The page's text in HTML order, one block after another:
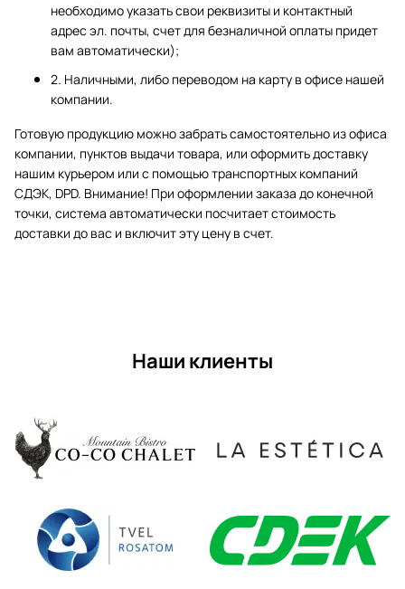
необходимо указать свои реквизиты и контактный
адрес эл. почты, счет для безналичной оплаты придет
вам автоматически);
2. Наличными, либо переводом на карту в офисе нашей
компании.
Готовую продукцию можно забрать самостоятельно из офиса
компании, пунктов выдачи товара, или оформить доставку
нашим курьером или с помощью транспортных компаний
СДЭК, DPD. Внимание! При оформлении заказа до конечной
точки, система автоматически посчитает стоимость
доставки до вас и включит эту цену в счет.
Наши клиенты